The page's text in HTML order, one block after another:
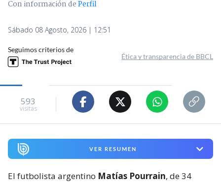
Con información dePerfil
Sábado 08 Agosto, 2026 | 12:51
Seguimos criterios de
Ética y transparencia de BBCL
593
visitas
VER RESUMEN
El futbolista argentino Matías Pourrain, de 34